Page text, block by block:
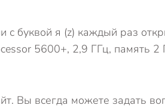
буквой я (z) каждый раз
5600+, 2,9 ГГц, память
Вы всегда можете задать